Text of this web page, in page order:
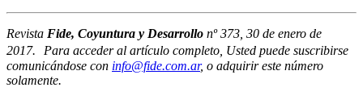
Revista Fide, Coyuntura y Desarrollo nº 373, 30 de enero de
2017. Para acceder al artículo completo, Usted puede suscribirse
comunicándose con info@fide.com.ar, o adquirir este número
solamente.